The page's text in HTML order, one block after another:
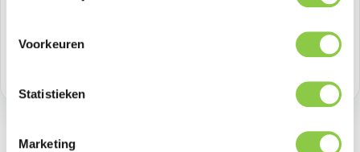
Voorkeuren
Statistieken
Marketing
Productnummer: